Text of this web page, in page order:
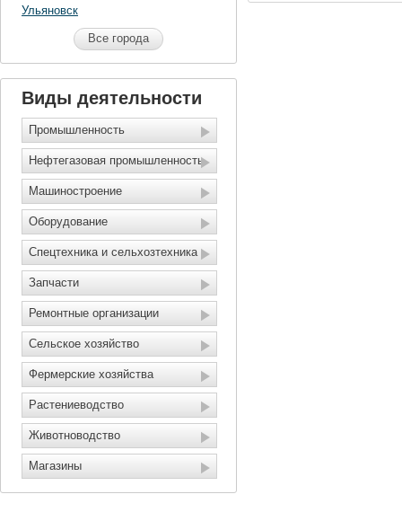
Ульяновск
Все города
Виды деятельности
Промышленность
Нефтегазовая промышленность
Машиностроение
Оборудование
Спецтехника и сельхозтехника
Запчасти
Ремонтные организации
Сельское хозяйство
Фермерские хозяйства
Растениеводство
Животноводство
Магазины